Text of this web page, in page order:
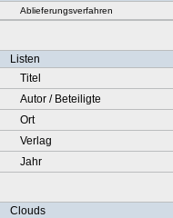
Ablieferungsverfahren
Listen
Titel
Autor / Beteiligte
Ort
Verlag
Jahr
Clouds